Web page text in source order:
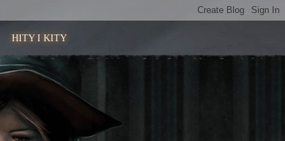
HITY I KITY